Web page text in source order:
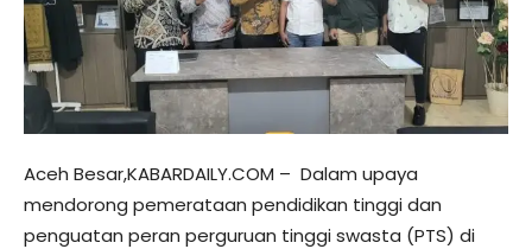
Aceh Besar,KABARDAILY.COM – Dalam upaya
mendorong pemerataan pendidikan tinggi dan
penguatan peran perguruan tinggi swasta (PTS) di